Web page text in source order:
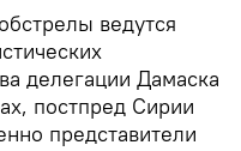
ведутся
делегации Дамаска
постпред Сирии
представители